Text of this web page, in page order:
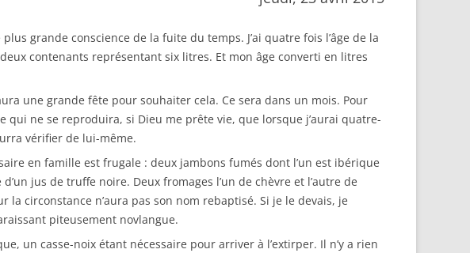
grande conscience de la fuite du temps. J’ai quatre fois l’âge de la
contenants représentant six litres. Et mon âge converti en litres
une grande fête pour souhaiter cela. Ce sera dans un mois. Pour
ne se reproduira, si Dieu me prête vie, que lorsque j’aurai quatre-
vérifier de lui-même.
en famille est frugale : deux jambons fumés dont l’un est ibérique
jus de truffe noire. Deux fromages l’un de chèvre et l’autre de
circonstance n’aura pas son nom rebaptisé. Si je le devais, je
piteusement novlangue.
un casse-noix étant nécessaire pour arriver à l’extirper. Il n’y a rien